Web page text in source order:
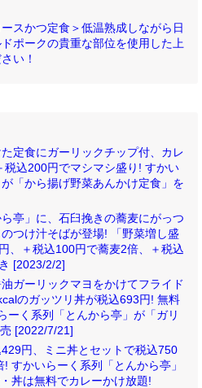
スかつ定食＞低温熟成しながら日
ポークの貴重な部位を使用した上
い！
定食にガーリックチップ付、カレ
込200円でマシマシ盛り! すかい
「から揚げ野菜あんかけ定食」を
亭」に、石臼挽きの蕎麦にがっつ
つけ汁そばが登場! 「野菜増し盛
、＋税込100円で蕎麦2倍、＋税込
[2023/2/2]
ガーリックマヨをかけてフライド
のガッツリ丼が税込693円! 無料
ーく系列「とんから亭」が「ガリ
[2022/7/21]
円、ミニ丼とセットで税込750
すかいらーく系列「とんから亭」
丼は無料でカレーかけ放題!